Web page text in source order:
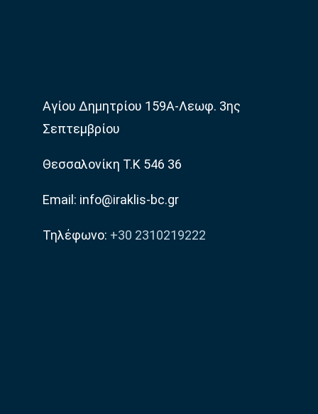
Αγίου Δημητρίου 159Α-Λεωφ. 3ης
Σεπτεμβρίου
Θεσσαλονίκη Τ.Κ 546 36
Email: info@iraklis-bc.gr
Τηλέφωνο: +30 2310219222